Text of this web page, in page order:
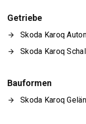
Getriebe
Skoda Karoq
Skoda Karoq
Bauformen
Skoda Karoq